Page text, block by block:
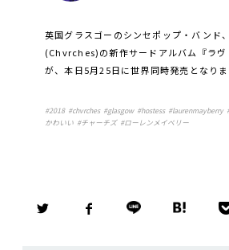
英国グラスゴーのシンセポップ・バンド
(Chvrches)の新作サードアルバム『ラヴ
が、本日5月25日に世界同時発売となり
#2018#chvrches#glasgow#hostess#laurenmayberry
かわいい #チャーチズ#ローレンメイベリー